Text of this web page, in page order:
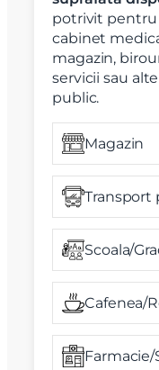
potrivit pentru
cabinet
magazin,
servicii sau
public.
Magazin
Transport
Scoala/
Cafenea/
Farmacie/